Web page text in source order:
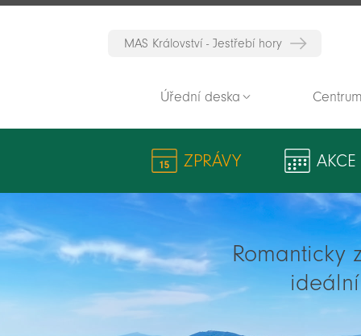
MAS Království - Jestřebí hory
Úřední deska
ZPRÁVY AKCE
Romanticky